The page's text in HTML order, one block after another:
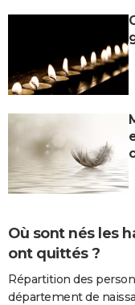
Où sont nés les
ont quittés ?
Répartition des
département de